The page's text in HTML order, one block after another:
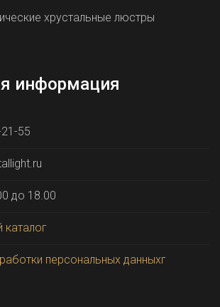
хрустальные люстры
информация
55
до 18.00
каталог
персональных данныхг